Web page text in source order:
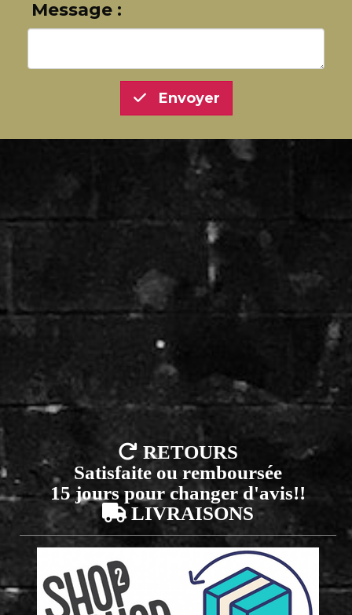
Message :
Envoyer
 RETOURS
Satisfaite ou remboursée
15 jours pour changer d'avis!!
 LIVRAISONS